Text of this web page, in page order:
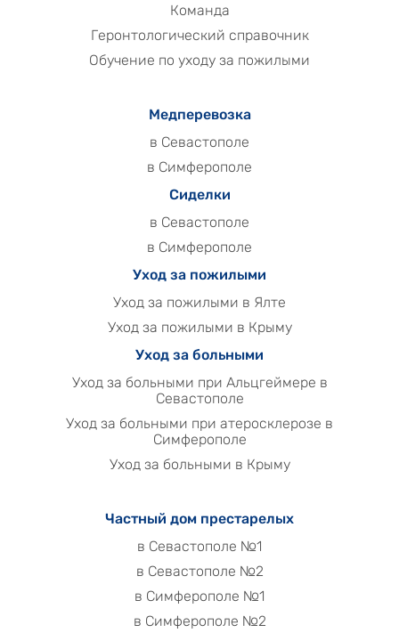
Команда
Геронтологический справочник
Обучение по уходу за пожилыми
Медперевозка
в Севастополе
в Симферополе
Сиделки
в Севастополе
в Симферополе
Уход за пожилыми
Уход за пожилыми в Ялте
Уход за пожилыми в Крыму
Уход за больными
Уход за больными при Альцгеймере в
Севастополе
Уход за больными при атеросклерозе в
Симферополе
Уход за больными в Крыму
Частный дом престарелых
в Севастополе №1
в Севастополе №2
в Симферополе №1
в Симферополе №2